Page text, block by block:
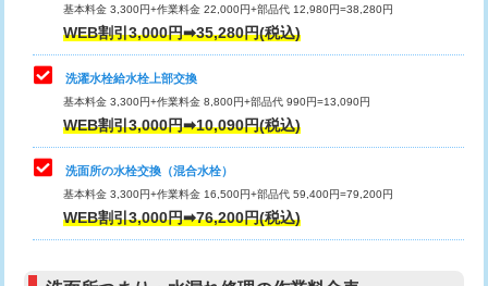
排水管工事（排水管工事/3ｍまで） 55,000円
排水管工事（追加 排水管工事/3ｍ超
え）
マス交換（土の掘削・埋め戻し作業）
マス交換（深さ50㎝未満）
マス交換（深さ50㎝以上）
その他部品の脱着
交換・取付（タンク）
交換・取付(単水栓（壁付・デッキ
式）)
交換・取付(混合水栓（壁付・デッキ
式・ワンホール）)
16,500円+材料費
（P/S/ポップアップ））
基本料金 3,300円+作業料金 22,000円+部品代 12,980円=38,280円
WEB割引3,000円➡35,280円(税込)
洗濯水栓給水栓上部交換
基本料金 3,300円+作業料金 8,800円+部品代 990円=13,090円
WEB割引3,000円➡10,090円(税込)
洗面所の水栓交換（混合水栓）
基本料金 3,300円+作業料金 16,500円+部品代 59,400円=79,200円
WEB割引3,000円➡76,200円(税込)